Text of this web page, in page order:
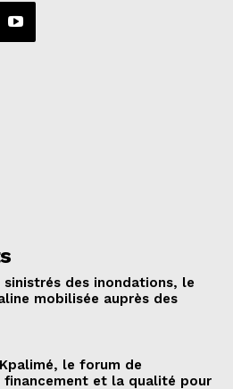
des inondations, le
mobilisée auprès des
le forum de
financement et la qualité pour